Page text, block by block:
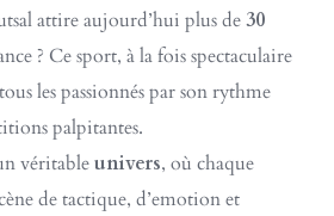
attire aujourd’hui plus de30
? Ce sport, à la fois spectaculaire
les passionnés par son rythme
palpitantes.
véritableunivers, où chaque
de tactique, d’emotion et